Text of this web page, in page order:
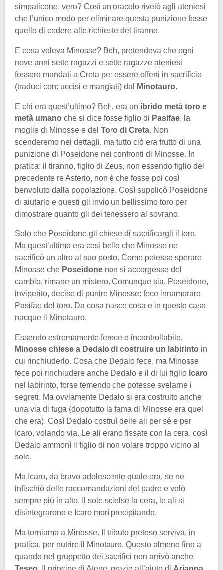
simpaticone, vero? Così un oracolo rivelò agli ateniesi
che l’unico modo per eliminare questa punizione fosse
quello di cedere alle richieste del tiranno.
E cosa voleva Minosse? Beh, pretendeva che ogni
nove anni sette ragazzi e sette ragazze ateniesi
fossero mandati a Creta per essere offerti in sacrificio
(traduci con: uccisi e mangiati) dal
Minotauro.
E chi era quest’ultimo? Beh, era un ibrido metà toro e
metà umano che si dice fosse figlio di Pasifae, la
moglie di Minosse e del Toro di Creta. Non
scenderemo nei dettagli, ma tutto ciò era frutto di una
punizione di Poseidone nei confronti di Minosse. In
pratica: il tiranno, figlio di Zeus, non essendo figlio del
precedente re Asterio, non è che fosse poi così
benvoluto dalla popolazione. Così supplicò Poseidone
di aiutarlo e questi gli invio un bellissimo toro per
dimostrare quanto gli dei tenessero al sovrano.
Solo che Poseidone gli chiese di sacrificargli il toro.
Ma quest’ultimo era così bello che Minosse ne
sacrificò un altro al suo posto. Come potesse sperare
Minosse che Poseidone non si accorgesse del
cambio, rimane un mistero. Comunque sia, Poseidone,
inviperito, decise di punire Minosse: fece innamorare
Pasifae del toro. Da cosa nasce cosa e in questo caso
nacque il Minotauro.
Essendo estremamente feroce e incontrollabile,
Minosse chiese a Dedalo di costruire un labirinto in
cui rinchiuderlo. Cosa che Dedalo fece, ma Minosse
fece poi rinchiudere anche Dedalo e il di lui figlio Icaro
nel labirinto, forse temendo che potesse svelarne i
segreti. Ma ovviamente Dedalo si era costruito anche
una via di fuga (dopotutto la fama di Minosse era quel
che era). Così Dedalo costruì delle ali per sé e per
Icaro, volando via. Le ali erano fissate con la cera, così
Dedalo ammonì il figlio di non volare troppo vicino al
sole.
Ma Icaro, da bravo adolescente quale era, se ne
infischiò delle raccomandazioni del padre e volò
sempre più in alto. Il sole sciolse la cera, le ali si
disintegrarono e Icaro morì precipitando.
Ma torniamo a Minosse. Il tributo preteso serviva, in
pratica, per nutrire il Minotauro. Questo almeno fino a
quando nel gruppetto dei sacrifici non arrivò anche
Teseo . Il principe di Atene, grazie all’aiuto di Arianna